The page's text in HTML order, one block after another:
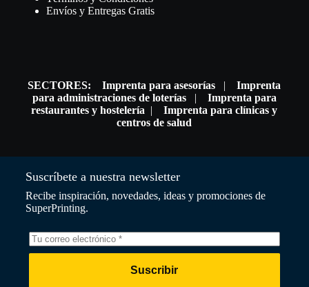
Envíos y Entregas Gratis
SECTORES: Imprenta para asesorías |Imprenta
para administraciones de loterías| Imprenta para
restaurantes y hostelería |Imprenta para clínicas y
centros de salud
Suscríbete a nuestra newsletter
Recibe inspiración, novedades, ideas y promociones de
SuperPrinting.
Suscribir